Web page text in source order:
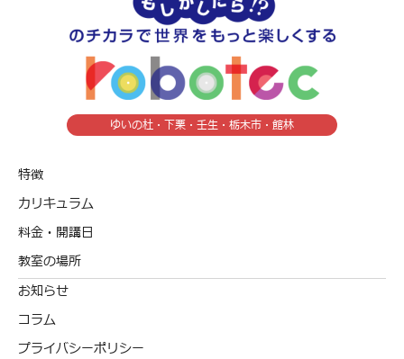
ゆいの杜・下栗・壬生・栃木市・館林
特徴
カリキュラム
料金・開講日
教室の場所
お知らせ
コラム
プライバシーポリシー